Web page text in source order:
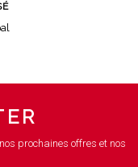
prochaines offres et nos